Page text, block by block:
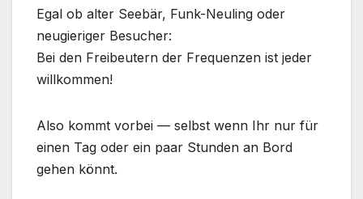
Egal ob alter Seebär, Funk-Neuling oder
neugieriger Besucher:
Bei den Freibeutern der Frequenzen ist jeder
willkommen!
Also kommt vorbei — selbst wenn Ihr nur für
einen Tag oder ein paar Stunden an Bord
gehen könnt.